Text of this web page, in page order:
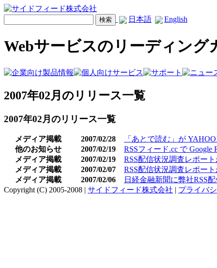
日本語 English
Webサービスのリーディング
2007年02月のリリース一覧
2007年02月のリリース一覧
メディア掲載 2007/02/28
「あとで読む」が
他のお知らせ
2007/02/19
RSSフィード.cc で
メディア掲載
2007/02/19
RSS配信状況調査レポー
メディア掲載
2007/02/07
RSS配信状況調査レポー
メディア掲載
2007/02/06
日経金融新聞に弊社RSS
Copyright (C) 2005-2008 | サイドフィード株式会社 | プライバ